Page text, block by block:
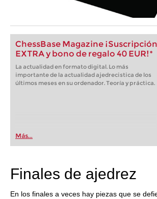
ChessBase Magazine
EXTRA y bono de regalo 40 EUR!*
La actualidad en formato digital. Lo más
importante de la actualidad ajedrecistica de los
últimos meses en su ordenador. Teoría y práctica.
Más...
Finales de ajedrez
En los finales a veces hay piezas que se